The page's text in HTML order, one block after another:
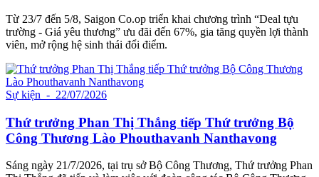
Từ 23/7 đến 5/8, Saigon Co.op triển khai chương trình “Deal tựu
trường - Giá yêu thương” ưu đãi đến 67%, gia tăng quyền lợi thành
viên, mở rộng hệ sinh thái đổi điểm.
Sự kiện - 22/07/2026
Thứ trưởng Phan Thị Thắng tiếp Thứ trưởng Bộ
Công Thương Lào Phouthavanh Nanthavong
Sáng ngày 21/7/2026, tại trụ sở Bộ Công Thương, Thứ trưởng Phan